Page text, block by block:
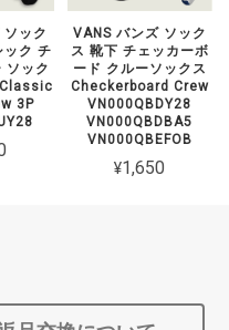
ック
ック チ
ソック
3P
VANS バンズ ソック
ス 靴下 チェッカーボ
ード クルーソックス
Checkerboard Crew
VN000QBDY28
VN000QBDBA5
VN000QBEFOB
¥1,650